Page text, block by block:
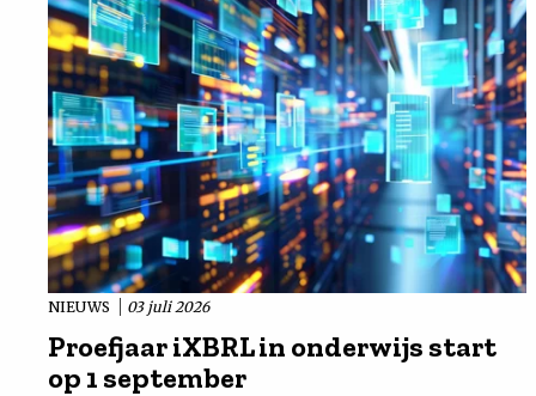
NIEUWS 03 juli 2026
Proefjaar iXBRL in onderwijs start
op 1 september